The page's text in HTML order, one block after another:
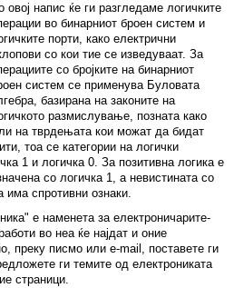
овој напис ќе ги разгледаме логичките
во бинарниот броен систем и
порти, како електрични
со кои тие се изведуваат. За
со бројките на бинарниот
систем се применува Буловата
базирана на законите на
размислување, позната како
на тврдењата кои можат да бидат
тоа се категории на логички
1 и логичка 0. За позитивна логика е
со логичка 1, а невистината со
има спротивни ознаки.
е наменета за електроничарите-
во неа ќе најдат и оние
преку писмо или e-mail, поставете ги
ги темите од електрониката
страници.